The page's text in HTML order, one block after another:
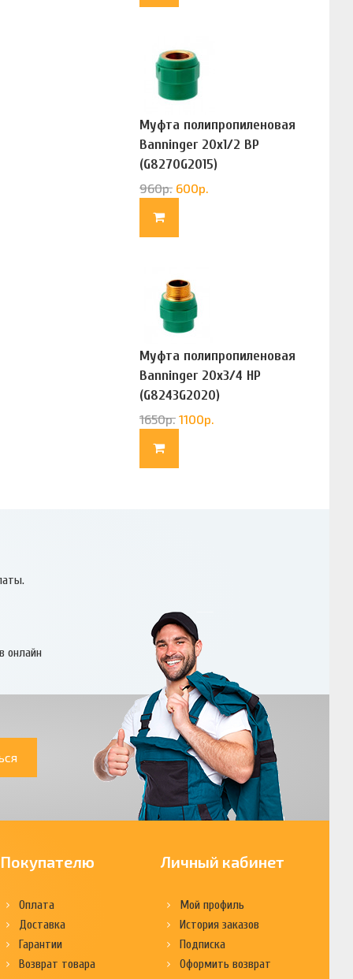
Муфта полипропиленовая
Banninger 20х1/2 ВР
(G8270G2015)
960р. 600р.
Муфта полипропиленовая
Banninger 20х3/4 НР
(G8243G2020)
1650р. 1100р.
онлайн
Покупателю
Оплата
Доставка
Гарантии
Возврат товара
Личный кабинет
Мой профиль
История заказов
Подписка
Оформить возврат